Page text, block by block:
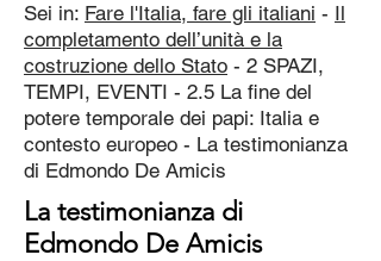
Sei in: Fare l'Italia, fare gli italiani - Il
completamento dell’unità e la
costruzione dello Stato - 2 SPAZI,
TEMPI, EVENTI - 2.5 La fine del
potere temporale dei papi: Italia e
contesto europeo - La testimonianza
di Edmondo De Amicis
La testimonianza di
Edmondo De Amicis